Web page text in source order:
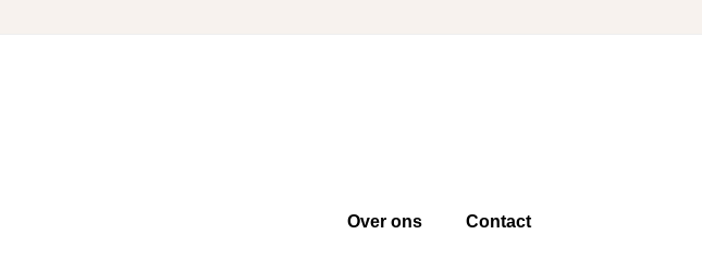
Over ons Contact